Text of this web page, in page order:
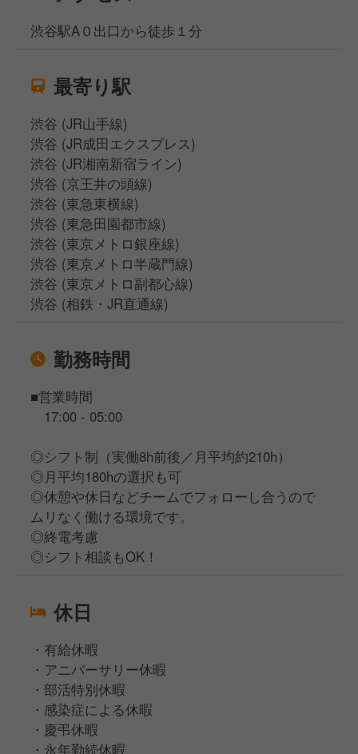
渋谷駅A０出口から徒歩１分
最寄り駅
渋谷 (JR山手線)
渋谷 (JR成田エクスプレス)
渋谷 (JR湘南新宿ライン)
渋谷 (京王井の頭線)
渋谷 (東急東横線)
渋谷 (東急田園都市線)
渋谷 (東京メトロ銀座線)
渋谷 (東京メトロ半蔵門線)
渋谷 (東京メトロ副都心線)
渋谷 (相鉄・JR直通線)
勤務時間
■営業時間
17:00 - 05:00
◎シフト制（実働8h前後／月平均約210h）
◎月平均180hの選択も可
◎休憩や休日などチームでフォローし合うので
ムリなく働ける環境です。
◎終電考慮
◎シフト相談もOK！
休日
・有給休暇
・アニバーサリー休暇
・部活特別休暇
・感染症による休暇
・慶弔休暇
・永年勤続休暇